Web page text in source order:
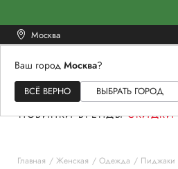
Москва
Ваш город Москва?
ВСЁ ВЕРНО ВЫБРАТЬ ГОРОД
ЖЕНСКОЕМУЖСКОЕ
НОВИНКИ БРЕНДЫ СКИДКИ
Главная Женская Одежда Пиджаки